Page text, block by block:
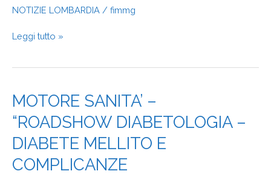
NOTIZIE LOMBARDIA / fimmg
DAL
DI
GENERALE
CONVENZIONATO
Leggi tutto »
MOTORE SANITA’ –
“ROADSHOW DIABETOLOGIA –
DIABETE MELLITO E
COMPLICANZE
MOTORE
SANITA’
–
DIABETOLOGIA
–